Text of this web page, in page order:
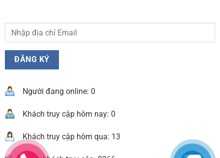
Người đang online: 0
Khách truy cập hôm nay: 0
Khách truy cập hôm qua: 13